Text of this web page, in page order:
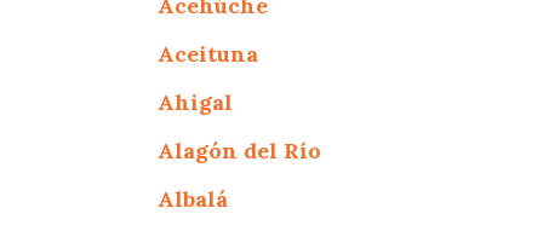
Aceituna
Ahigal
Alagón del Río
Albalá